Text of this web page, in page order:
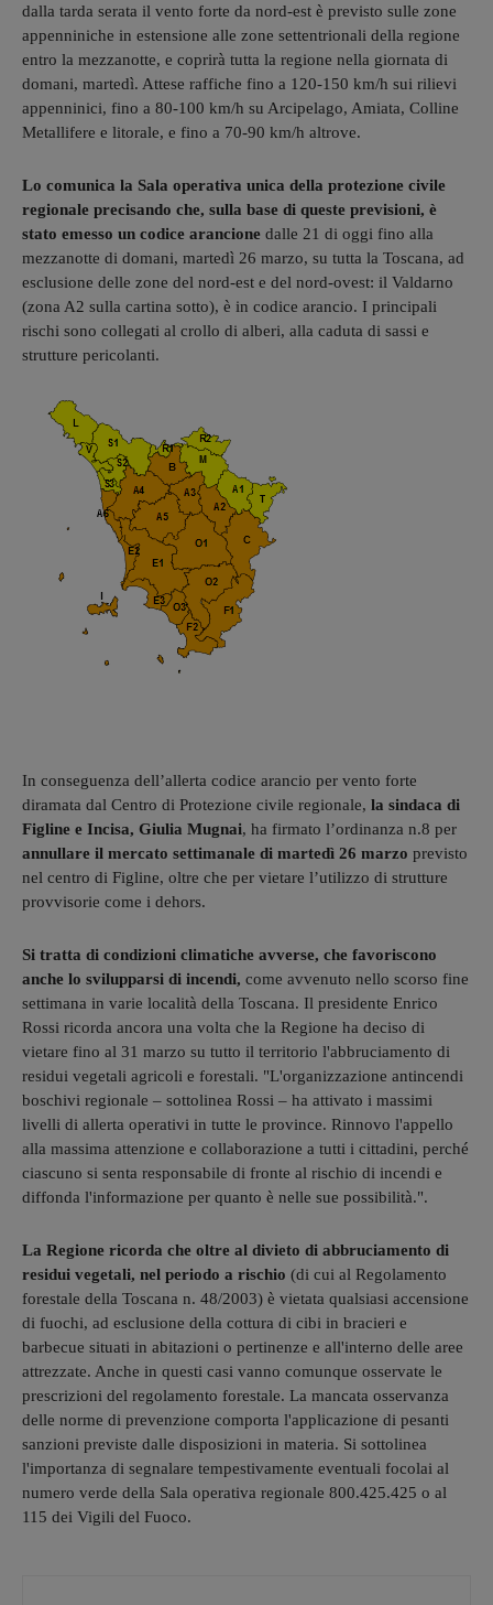
dalla tarda serata il vento forte da nord-est è previsto sulle zone
appenniniche in estensione alle zone settentrionali della regione
entro la mezzanotte, e coprirà tutta la regione nella giornata di
domani, martedì. Attese raffiche fino a 120-150 km/h sui rilievi
appenninici, fino a 80-100 km/h su Arcipelago, Amiata, Colline
Metallifere e litorale, e fino a 70-90 km/h altrove.
Lo comunica la Sala operativa unica della protezione civile
regionale precisando che, sulla base di queste previsioni, è
stato emesso un codice arancione dalle 21 di oggi fino alla
mezzanotte di domani, martedì 26 marzo, su tutta la Toscana, ad
esclusione delle zone del nord-est e del nord-ovest: il Valdarno
(zona A2 sulla cartina sotto), è in codice arancio. I principali
rischi sono collegati al crollo di alberi, alla caduta di sassi e
strutture pericolanti.
In conseguenza dell’allerta codice arancio per vento forte
diramata dal Centro di Protezione civile regionale, la sindaca di
Figline e Incisa, Giulia Mugnai, ha firmato l’ordinanza n.8 per
annullare il mercato settimanale di martedì 26 marzo previsto
nel centro di Figline, oltre che per vietare l’utilizzo di strutture
provvisorie come i dehors.
Si tratta di condizioni climatiche avverse, che favoriscono
anche lo svilupparsi di incendi, come avvenuto nello scorso fine
settimana in varie località della Toscana. Il presidente Enrico
Rossi ricorda ancora una volta che la Regione ha deciso di
vietare fino al 31 marzo su tutto il territorio l'abbruciamento di
residui vegetali agricoli e forestali. "L'organizzazione antincendi
boschivi regionale – sottolinea Rossi – ha attivato i massimi
livelli di allerta operativi in tutte le province. Rinnovo l'appello
alla massima attenzione e collaborazione a tutti i cittadini, perché
ciascuno si senta responsabile di fronte al rischio di incendi e
diffonda l'informazione per quanto è nelle sue possibilità.".
La Regione ricorda che oltre al divieto di abbruciamento di
residui vegetali, nel periodo a rischio (di cui al Regolamento
forestale della Toscana n. 48/2003) è vietata qualsiasi accensione
di fuochi, ad esclusione della cottura di cibi in bracieri e
barbecue situati in abitazioni o pertinenze e all'interno delle aree
attrezzate. Anche in questi casi vanno comunque osservate le
prescrizioni del regolamento forestale. La mancata osservanza
delle norme di prevenzione comporta l'applicazione di pesanti
sanzioni previste dalle disposizioni in materia. Si sottolinea
l'importanza di segnalare tempestivamente eventuali focolai al
numero verde della Sala operativa regionale 800.425.425 o al
115 dei Vigili del Fuoco.